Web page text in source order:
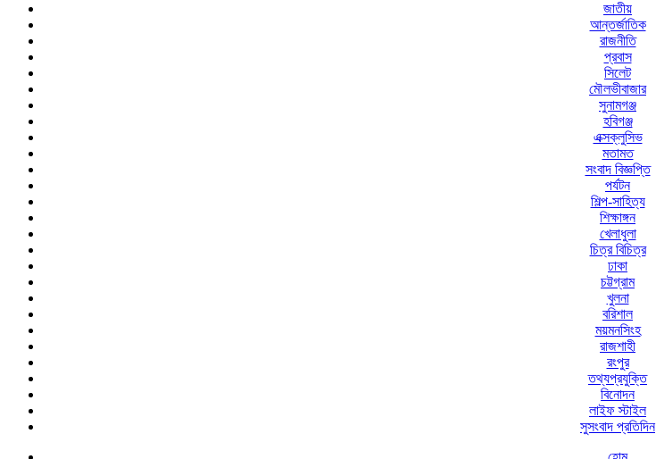
জাতীয়
আন্তর্জাতিক
রাজনীতি
প্রবাস
সিলেট
মৌলভীবাজার
সুনামগঞ্জ
হবিগঞ্জ
এক্সক্লুসিভ
মতামত
সংবাদ বিজ্ঞপ্তি
পর্যটন
শিল্প-সাহিত্য
শিক্ষাঙ্গন
খেলাধুলা
চিত্র বিচিত্র
ঢাকা
চট্টগ্রাম
খুলনা
বরিশাল
ময়মনসিংহ
রাজশাহী
রংপুর
তথ্যপ্রযুক্তি
বিনোদন
লাইফ স্টাইল
সুসংবাদ প্রতিদিন